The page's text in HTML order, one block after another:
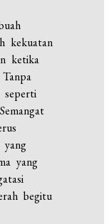
kekuatan
ketika
seperti
yang
yang
begitu